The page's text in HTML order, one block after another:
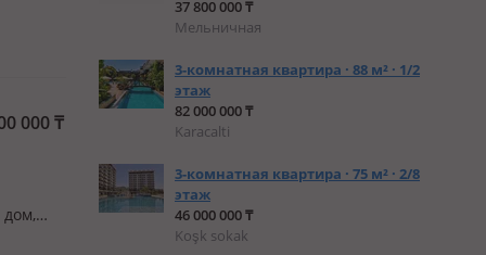
000₸
дом,
37 800 000 ₸
Мельничная
3-комнатная квартира · 88 м² · 1/2
этаж
82 000 000 ₸
Karacalti
3-комнатная квартира · 75 м² · 2/8
этаж
46 000 000 ₸
Koşk sokak